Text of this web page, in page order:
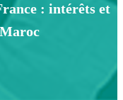
: intérêts et